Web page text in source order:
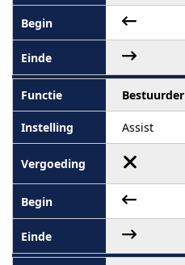
Bestuurder
Assist